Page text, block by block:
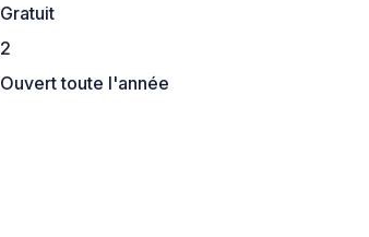
Gratuit
2
Ouvert toute l'année